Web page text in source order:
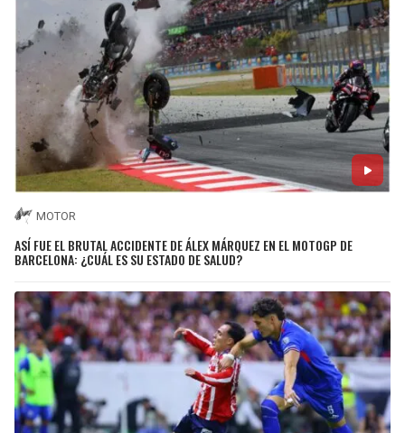
MOTOR
ASÍ FUE EL BRUTAL ACCIDENTE DE ÁLEX MÁRQUEZ EN EL MOTOGP DE
BARCELONA: ¿CUÁL ES SU ESTADO DE SALUD?